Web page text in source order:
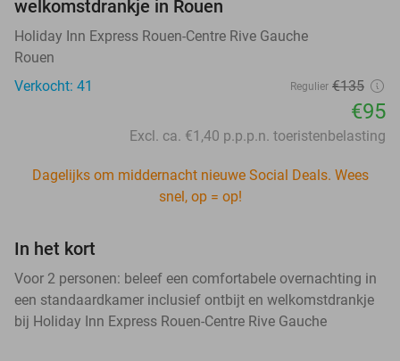
welkomstdrankje in Rouen
Holiday Inn Express Rouen-Centre Rive Gauche
Rouen
Verkocht: 41
Regulier €135
€95
Excl. ca. €1,40 p.p.p.n. toeristenbelasting
Dagelijks om middernacht nieuwe Social Deals. Wees
snel, op = op!
In het kort
Voor 2 personen: beleef een comfortabele overnachting in
een standaardkamer inclusief ontbijt en welkomstdrankje
bij Holiday Inn Express Rouen-Centre Rive Gauche